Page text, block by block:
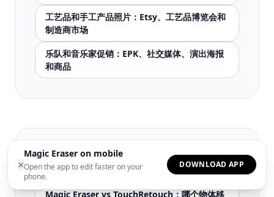
×
Magic Eraser on mobile
Open the app to edit faster on your
phone.
DOWNLOAD APP
工艺品和手工产品照片：Etsy、工艺品博览会和
制造商市场
乐队和音乐家促销：EPK、社交媒体、演出海报
和商品
相关对比
Magic Eraser vs TouchRetouch：哪个物体移